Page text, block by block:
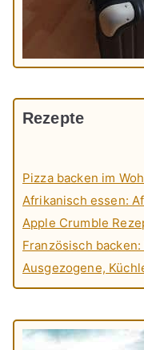
Rezepte
Pizza backen im
Afrikanisch essen:
Apple Crumble
Französisch
Ausgezogene,